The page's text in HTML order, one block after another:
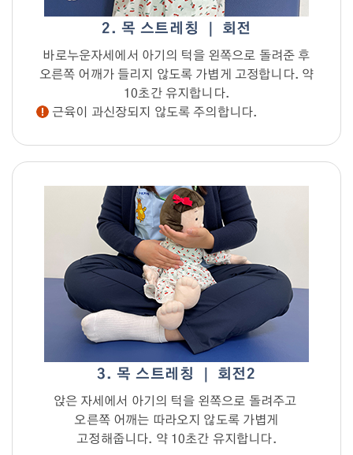
2. 목 스트레칭 ｜ 회전
바로누운자세에서 아기의 턱을 왼쪽으로 돌려준 후
오른쪽 어깨가 들리지 않도록 가볍게 고정합니다. 약
10초간 유지합니다.
근육이 과신장되지 않도록 주의합니다.
3. 목 스트레칭 ｜ 회전2
앉은 자세에서 아기의 턱을 왼쪽으로 돌려주고
오른쪽 어깨는 따라오지 않도록 가볍게
고정해줍니다. 약 10초간 유지합니다.